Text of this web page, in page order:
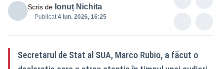
Scris de Ionuț Nichita
Publicat:4 iun. 2026, 16:25
Secretarul de Stat al SUA, Marco Rubio, a făcut o